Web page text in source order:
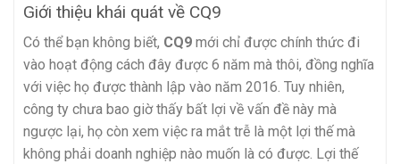
Giới thiệu khái quát về CQ9
Có thể bạn không biết, CQ9 mới chỉ được chính thức đi
vào hoạt động cách đây được 6 năm mà thôi, đồng nghĩa
với việc họ được thành lập vào năm 2016. Tuy nhiên,
công ty chưa bao giờ thấy bất lợi về vấn đề này mà
ngược lại, họ còn xem việc ra mắt trễ là một lợi thế mà
không phải doanh nghiệp nào muốn là có được. Lợi thế